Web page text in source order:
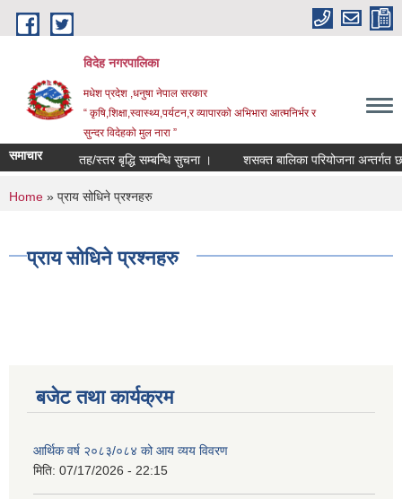
Skip to main content
विदेह नगरपालिका
मधेश प्रदेश ,धनुषा नेपाल सरकार
“ कृषि,शिक्षा,स्वास्थ्य,पर्यटन,र व्यापारको अभिभारा आत्मनिर्भर र
सुन्दर विदेहको मुल नारा ”
समाचार तह/स्तर बृद्धि सम्बन्धि सुचना । शसक्त बालिका परियोजना अन्तर्गत
You are here
Home » प्राय सोधिने प्रश्नहरु
प्राय सोधिने प्रश्नहरु
बजेट तथा कार्यक्रम
आर्थिक वर्ष २०८३/०८४ को आय व्यय विवरण
मिति: 07/17/2026 - 22:15